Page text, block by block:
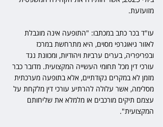
מזועזעת.
עו"ד בכר כתב במכתבו: "התופעה אינה מוגבלת
לאזור גיאוגרפי מסוים, היא מתרחשת במרכז
ובפריפריה, בערים ערביות ויהודיות, ומכוונת נגד
עורכי דין מכל תחומי העשייה המקצועית. מדובר כבר
מזמן לא במקרים נקודתיים, אלא בתופעה מערכתית
מסלימה, אשר עלולה להרתיע עורכי דין מלקחת על
עצמם תיקים מורכבים או מלמלא את שליחותם
המקצועית".